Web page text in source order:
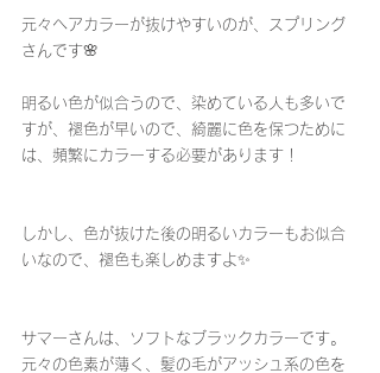
元々ヘアカラーが抜けやすいのが、スプリング
さんです🌸
明るい色が似合うので、染めている人も多いで
すが、褪色が早いので、綺麗に色を保つために
は、頻繁にカラーする必要があります！
しかし、色が抜けた後の明るいカラーもお似合
いなので、褪色も楽しめますよ✨
サマーさんは、ソフトなブラックカラーです。
元々の色素が薄く、髪の毛がアッシュ系の色を